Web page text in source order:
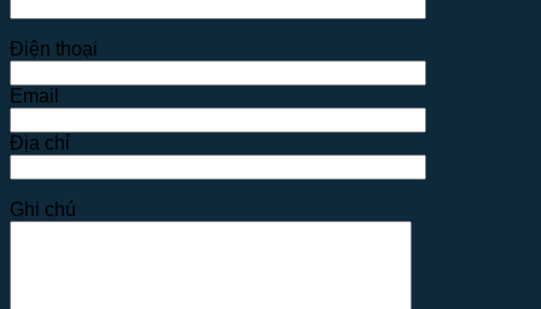
Điện thoại
Email
Địa chỉ
Ghi chú